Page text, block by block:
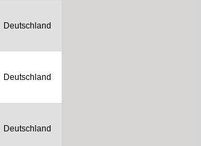
Deutschland
Deutschland
Deutschland